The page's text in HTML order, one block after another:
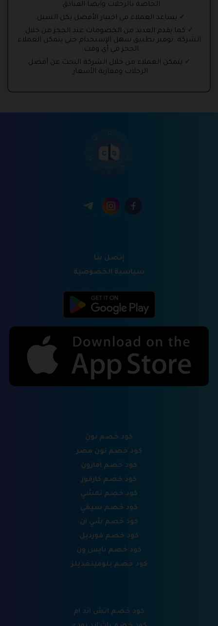
الخاصة بالرحلات وايضا الفنادق.
يساعد العملاء في اختيار الأفضل بكل السبل.
كما يقدم العديد من الخصومات عند الحجز من خلال
الشركة. توفير تطبيق سهل الإستخدام حتى يتمكن العملاء
الحجز في أي وقت.
يتمكن العملاء من خلال الشركة البحث عن أفضل
الرحلات ومقارنة الأسعار.
إتصل بنا
سياسية الخصوصية
كود خصم نون
كود خصم نون مصر
كود خصم امازون
كود خصم كارفور
كود خصم نمشي
كود خصم سيفي
كود خصم شي ان
كود خصم فورديل
كود خصم نايس ون
كود خصم بلومينغديلز
كود خصم اتش اند ام